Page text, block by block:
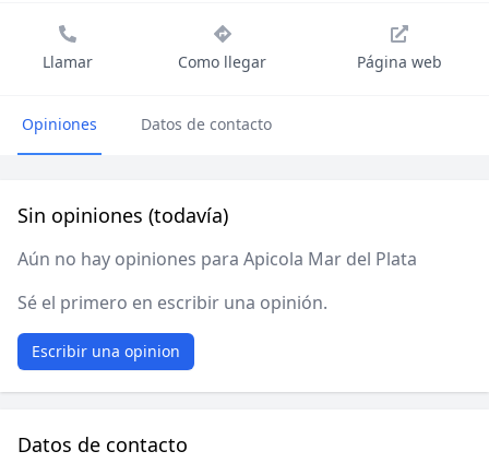
Llamar Como llegar Página web
Opiniones Datos de contacto
Sin opiniones (todavía)
Aún no hay opiniones para Apicola Mar del Plata
Sé el primero en escribir una opinión.
Escribir una opinion
Datos de contacto